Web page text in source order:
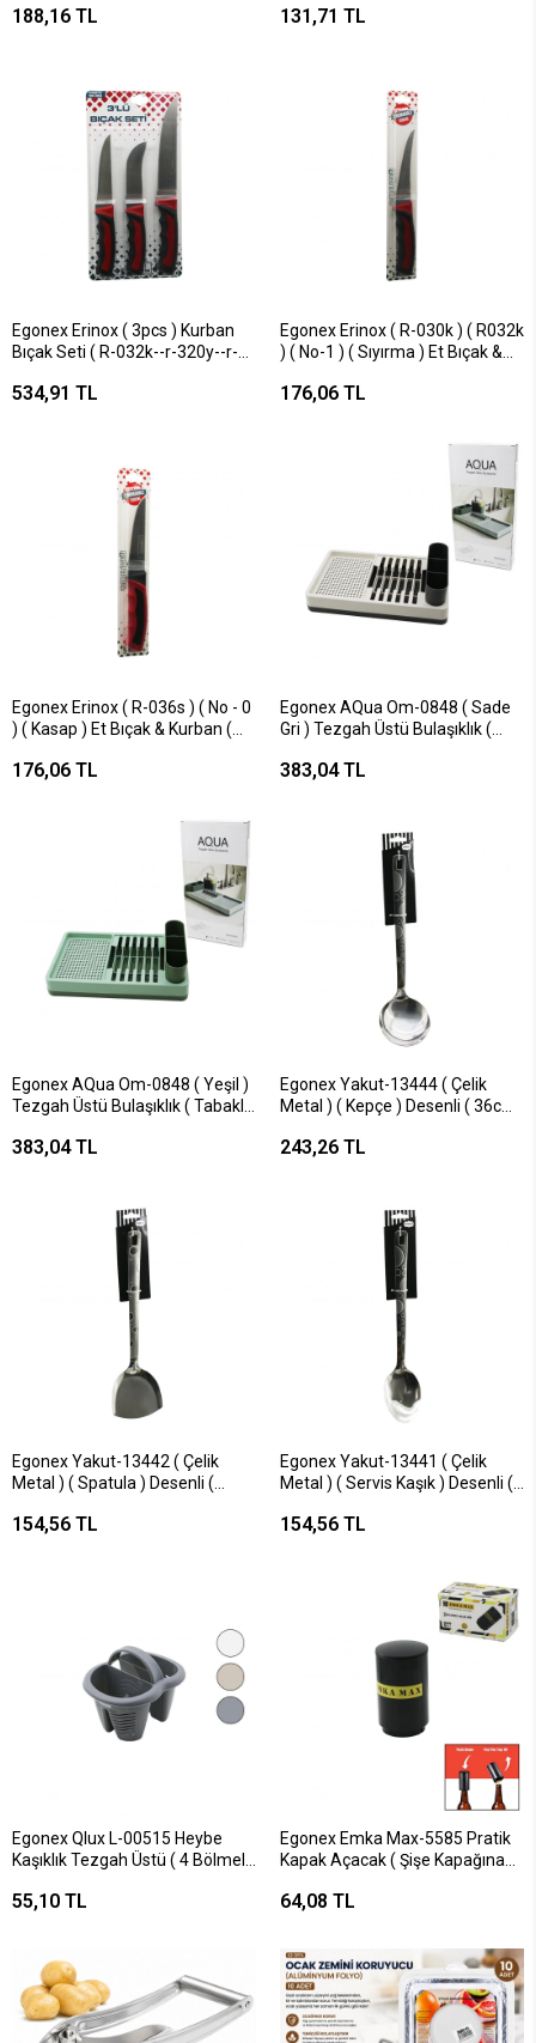
Saplı ) ( %100 El İşçilik )*15x1
188,16 TL 131,71 TL
Egonex Erinox ( 3pcs ) Kurban
Bıçak Seti ( R-032k--r-320y--r-
Soyma=yüzme & Kurban
534,91 TL
Egonex Erinox ( R-030k ) ( R032k
) ( No-1 ) ( Sıyırma ) Et Bıçak &
Plastik Saplı )*15x1
176,06 TL
Egonex Erinox ( R-036s ) ( No - 0
) ( Kasap ) Et Bıçak & Kurban (
Saplı )*15x1
176,06 TL
Egonex AQua Om-0848 ( Sade
Gri ) Tezgah Üstü Bulaşıklık (
26x42x12cm )*6=k
383,04 TL
Egonex AQua Om-0848 ( Yeşil )
Tezgah Üstü Bulaşıklık ( Tabaklık
383,04 TL
Egonex Yakut-13444 ( Çelik
Metal ) ( Kepçe ) Desenli ( 36cm
243,26 TL
Egonex Yakut-13442 ( Çelik
Metal ) ( Spatula ) Desenli (
154,56 TL
Egonex Yakut-13441 ( Çelik
Metal ) ( Servis Kaşık ) Desenli (
154,56 TL
Egonex Qlux L-00515 Heybe
Kaşıklık Tezgah Üstü ( 4 Bölmeli
55,10 TL
Egonex Emka Max-5585 Pratik
Kapak Açacak ( Şişe Kapağına
64,08 TL